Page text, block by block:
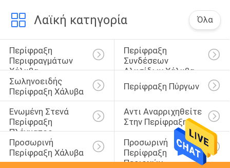
Λαϊκή κατηγορία Όλα
Περίφραξη
Περιφραγμάτων
Χάλυβα
Περίφραξη
Συνδέσεων
Αλυσίδων Χάλυβα
Σωληνοειδής
Περίφραξη Χάλυβα
Περίφραξη Πύργων
Ενωμένη Στενά
Περίφραξη
Πλέγματος
Καλωδίων
Αντι Αναρριχηθείτε
Στην Περίφραξη
Προσωρινή
Περίφραξη Χάλυβα
Προσωρινή
Περίφραξη
Περιοχών